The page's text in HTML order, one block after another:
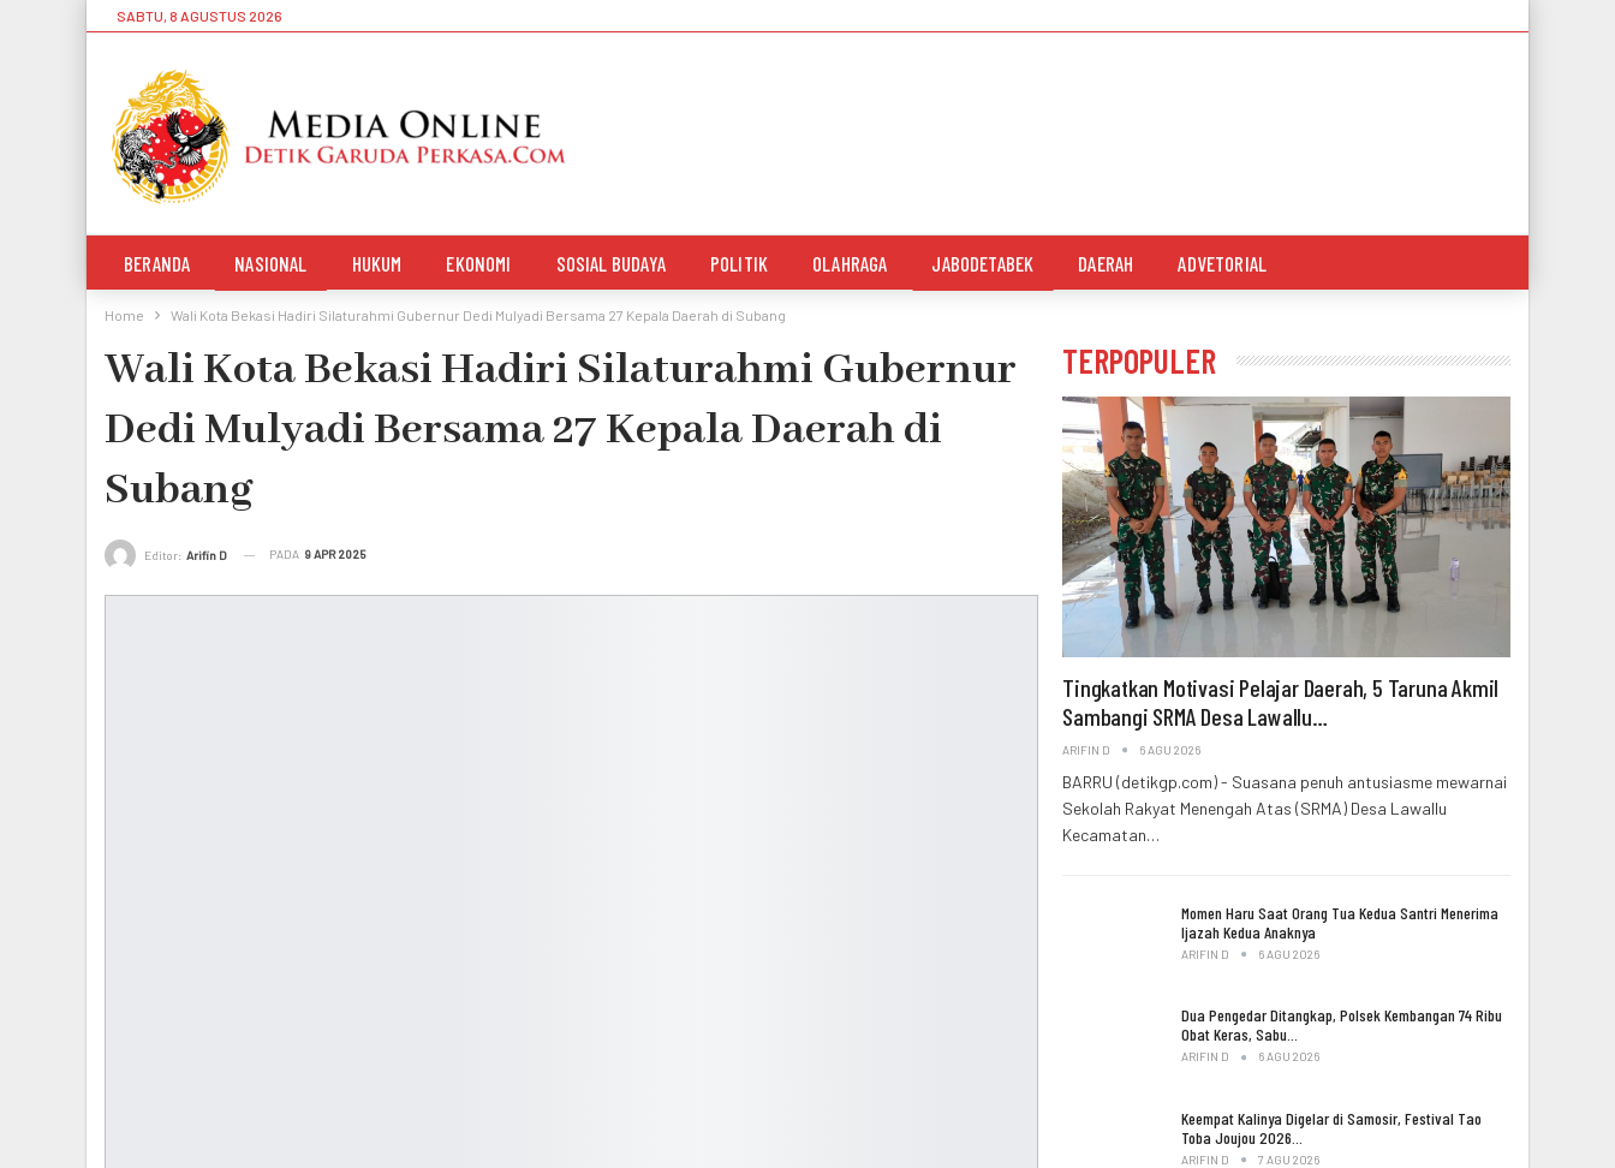
SABTU, 8 AGUSTUS 2026
BERANDA NASIONAL HUKUM EKONOMI SOSIAL BUDAYA POLITIK OLAHRAGA JABODETABEK DAERAH ADVETORIAL
Home Wali Kota Bekasi Hadiri Silaturahmi Gubernur Dedi Mulyadi Bersama 27 Kepala Daerah di Subang
Wali Kota Bekasi Hadiri Silaturahmi Gubernur
Dedi Mulyadi Bersama 27 Kepala Daerah di
Subang
Editor: Arifin D PADA 9 APR 2025
TERPOPULER
Tingkatkan Motivasi Pelajar Daerah, 5 Taruna Akmil
Sambangi SRMA Desa Lawallu…
ARIFIN D 6 AGU 2026
BARRU (detikgp.com) - Suasana penuh antusiasme mewarnai
Sekolah Rakyat Menengah Atas (SRMA) Desa Lawallu
Kecamatan…
Momen Haru Saat Orang Tua Kedua Santri Menerima
Ijazah Kedua Anaknya
ARIFIN D 6 AGU 2026
Dua Pengedar Ditangkap, Polsek Kembangan 74 Ribu
Obat Keras, Sabu…
ARIFIN D 6 AGU 2026
Keempat Kalinya Digelar di Samosir, Festival Tao
Toba Joujou 2026…
ARIFIN D 7 AGU 2026